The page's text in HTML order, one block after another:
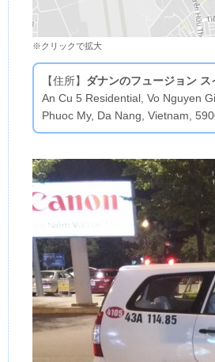
※クリックで拡大
【住所】 ダナンのフュージョン
An Cu 5 Residential, Vo Nguyen
Phuoc My, Da Nang, Vietnam,